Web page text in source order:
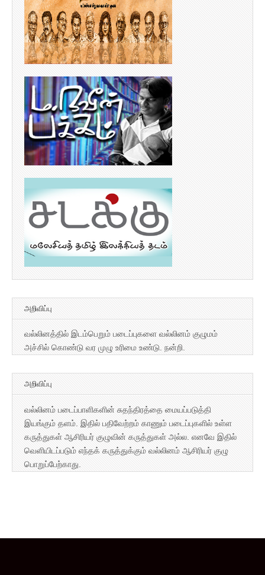
அறிவிப்பு
வல்லினத்தில் இடம்பெறும் படைப்புகளை வல்லினம் குழுமம்
அச்சில் கொண்டு வர முழு உரிமை உண்டு. நன்றி.
அறிவிப்பு
வல்லினம் படைப்பாளிகளின் சுதந்திரத்தை மையப்படுத்தி
இயங்கும் தளம். இதில் பதிவேற்றம் காணும் படைப்புகளில் உள்ள
கருத்துகள் ஆசிரியர் குழுவின் கருத்துகள் அல்ல. எனவே இதில்
வெளியிடப்படும் எந்தக் கருத்துக்கும் வல்லினம் ஆசிரியர் குழு
பொறுப்பேற்காது.